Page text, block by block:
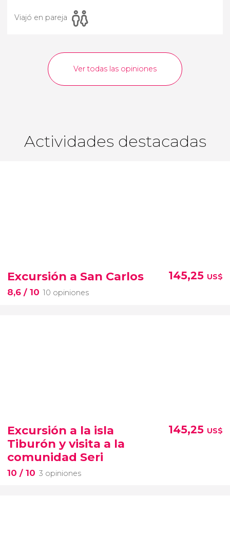
Viajó en pareja
Ver todas las opiniones
Actividades destacadas
Excursión a San Carlos
8,6 / 10 10 opiniones
145,25 US$
Excursión a la isla
Tiburón y visita a la
comunidad Seri
10 / 10 3 opiniones
145,25 US$